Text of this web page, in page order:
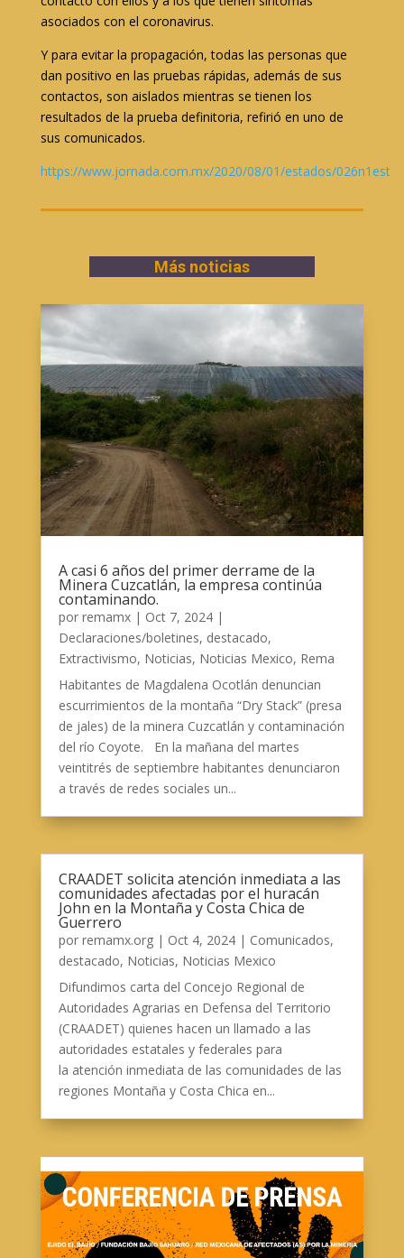
asociados con el coronavirus.
Y para evitar la propagación, todas las personas que
dan positivo en las pruebas rápidas, además de sus
contactos, son aislados mientras se tienen los
resultados de la prueba definitoria, refirió en uno de
sus comunicados.
https://www.jornada.com.mx/2020/08/01/estados/026n1est
Más noticias
A casi 6 años del primer derrame de la
Minera Cuzcatlán, la empresa continúa
contaminando.
por remamx| Oct 7, 2024|
Declaraciones/boletines, destacado,
Extractivismo, Noticias, Noticias Mexico, Rema
Habitantes de Magdalena Ocotlán denuncian
escurrimientos de la montaña “Dry Stack” (presa
de jales) de la minera Cuzcatlán y contaminación
del río Coyote. En la mañana del martes
veintitrés de septiembre habitantes denunciaron
a través de redes sociales un...
CRAADET solicita atención inmediata a las
comunidades afectadas por el huracán
John en la Montaña y Costa Chica de
Guerrero
por remamx.org| Oct 4, 2024| Comunicados,
destacado, Noticias, Noticias Mexico
Difundimos carta del Concejo Regional de
Autoridades Agrarias en Defensa del Territorio
(CRAADET) quienes hacen un llamado a las
autoridades estatales y federales para
la atención inmediata de las comunidades de las
regiones Montaña y Costa Chica en...